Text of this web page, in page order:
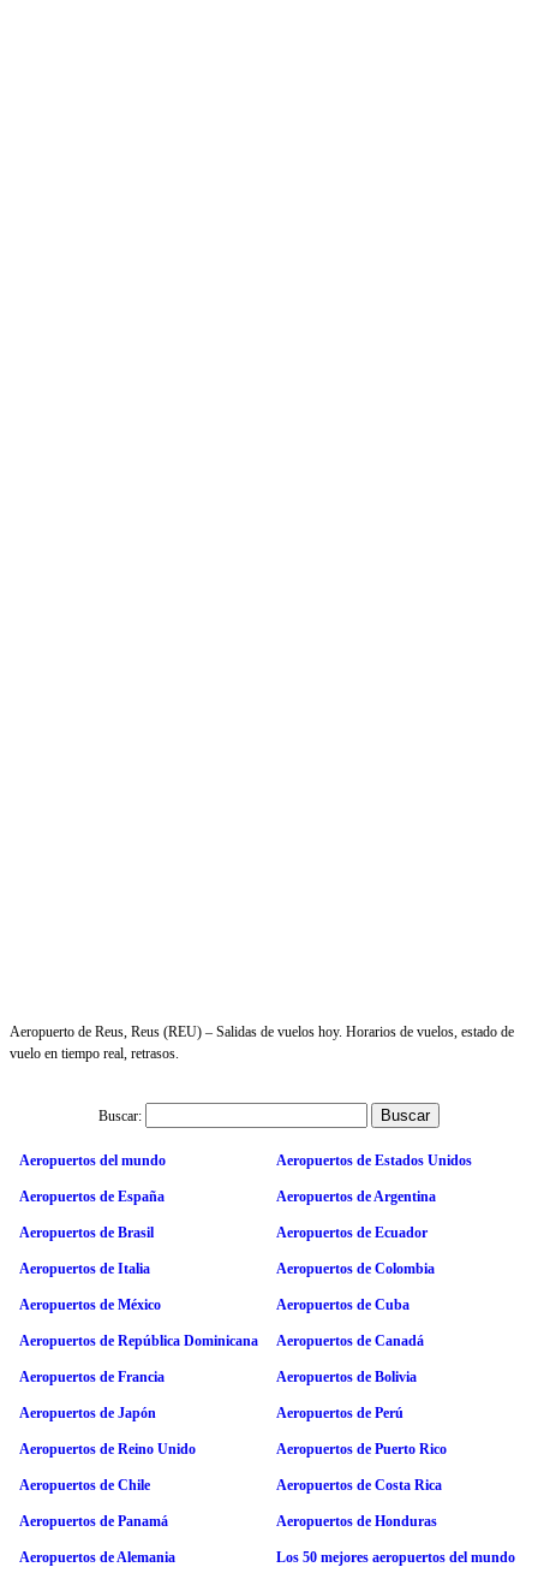
Aeropuerto de Reus, Reus (REU) – Salidas de vuelos hoy. Horarios de vuelos, estado de
vuelo en tiempo real, retrasos.
Buscar:
Aeropuertos del mundo Aeropuertos de Estados Unidos
Aeropuertos de España Aeropuertos de Argentina
Aeropuertos de Brasil Aeropuertos de Ecuador
Aeropuertos de Italia Aeropuertos de Colombia
Aeropuertos de México Aeropuertos de Cuba
Aeropuertos de República Dominicana Aeropuertos de Canadá
Aeropuertos de Francia Aeropuertos de Bolivia
Aeropuertos de Japón Aeropuertos de Perú
Aeropuertos de Reino Unido Aeropuertos de Puerto Rico
Aeropuertos de Chile Aeropuertos de Costa Rica
Aeropuertos de Panamá Aeropuertos de Honduras
Aeropuertos de Alemania Los 50 mejores aeropuertos del mundo